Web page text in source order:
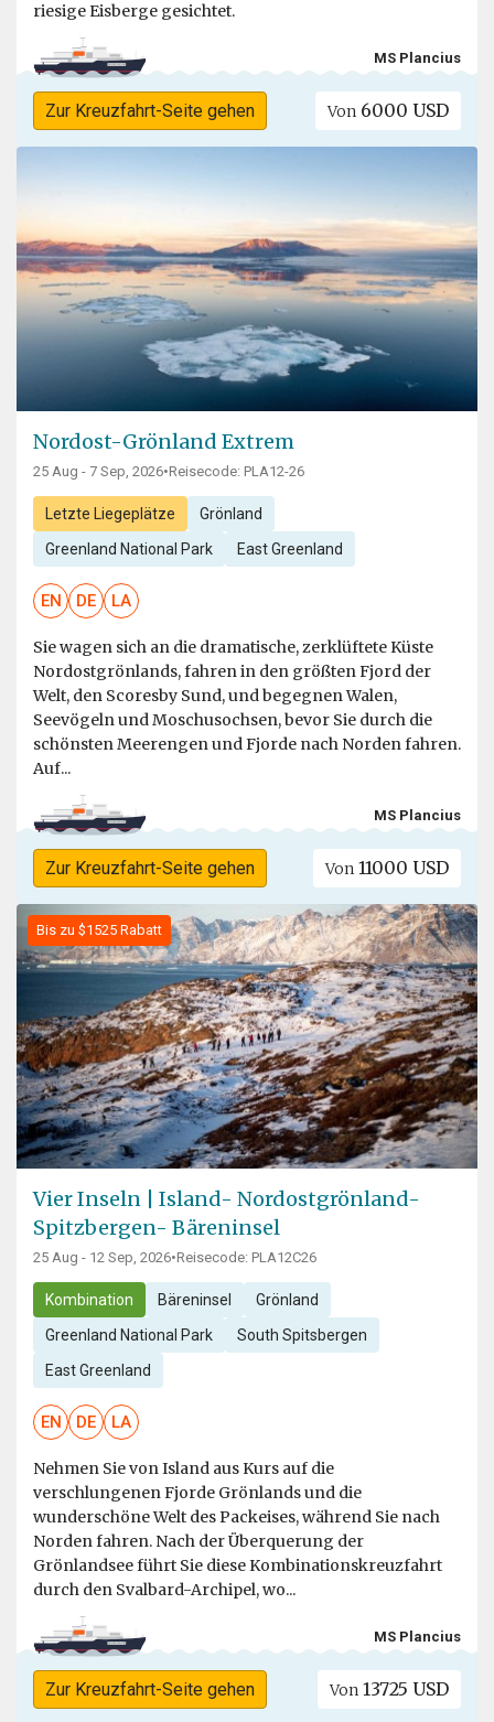
riesige Eisberge gesichtet.
MS Plancius
Zur Kreuzfahrt-Seite gehen Von 6000 USD
Nordost-Grönland Extrem
25 Aug - 7 Sep, 2026•Reisecode: PLA12-26
Letzte Liegeplätze Grönland
Greenland National Park East Greenland
EN DE LA
Sie wagen sich an die dramatische, zerklüftete Küste
Nordostgrönlands, fahren in den größten Fjord der
Welt, den Scoresby Sund, und begegnen Walen,
Seevögeln und Moschusochsen, bevor Sie durch die
schönsten Meerengen und Fjorde nach Norden fahren.
Auf...
MS Plancius
Zur Kreuzfahrt-Seite gehen Von 11000 USD
Bis zu $1525 Rabatt
Vier Inseln | Island- Nordostgrönland-
Spitzbergen- Bäreninsel
25 Aug - 12 Sep, 2026•Reisecode: PLA12C26
Kombination Bäreninsel Grönland
Greenland National Park South Spitsbergen
East Greenland
EN DE LA
Nehmen Sie von Island aus Kurs auf die
verschlungenen Fjorde Grönlands und die
wunderschöne Welt des Packeises, während Sie nach
Norden fahren. Nach der Überquerung der
Grönlandsee führt Sie diese Kombinationskreuzfahrt
durch den Svalbard-Archipel, wo...
MS Plancius
Zur Kreuzfahrt-Seite gehen Von 13725 USD